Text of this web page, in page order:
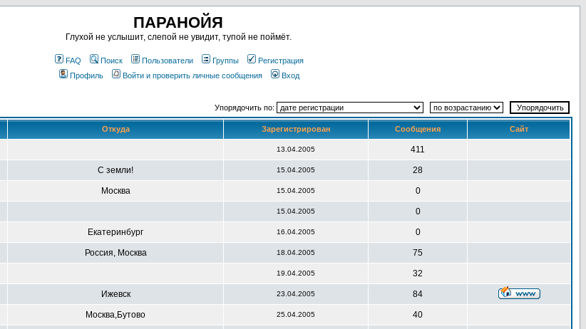
ПАРАНОЙЯ
Глухой не услышит, слепой не увидит, тупой не поймёт.
FAQ Поиск Пользователи Группы
Регистрация
Профиль
Войти и проверить личные сообщения Вход
Упорядочить по:
Откуда Зарегистрирован Сообщения Сайт
13.04.2005 411
С земли! 15.04.2005 28
Москва 15.04.2005 0
15.04.2005 0
Екатеринбург 16.04.2005 0
Россия, Москва 18.04.2005 75
19.04.2005 32
Ижевск 23.04.2005 84
Москва,Бутово 25.04.2005 40